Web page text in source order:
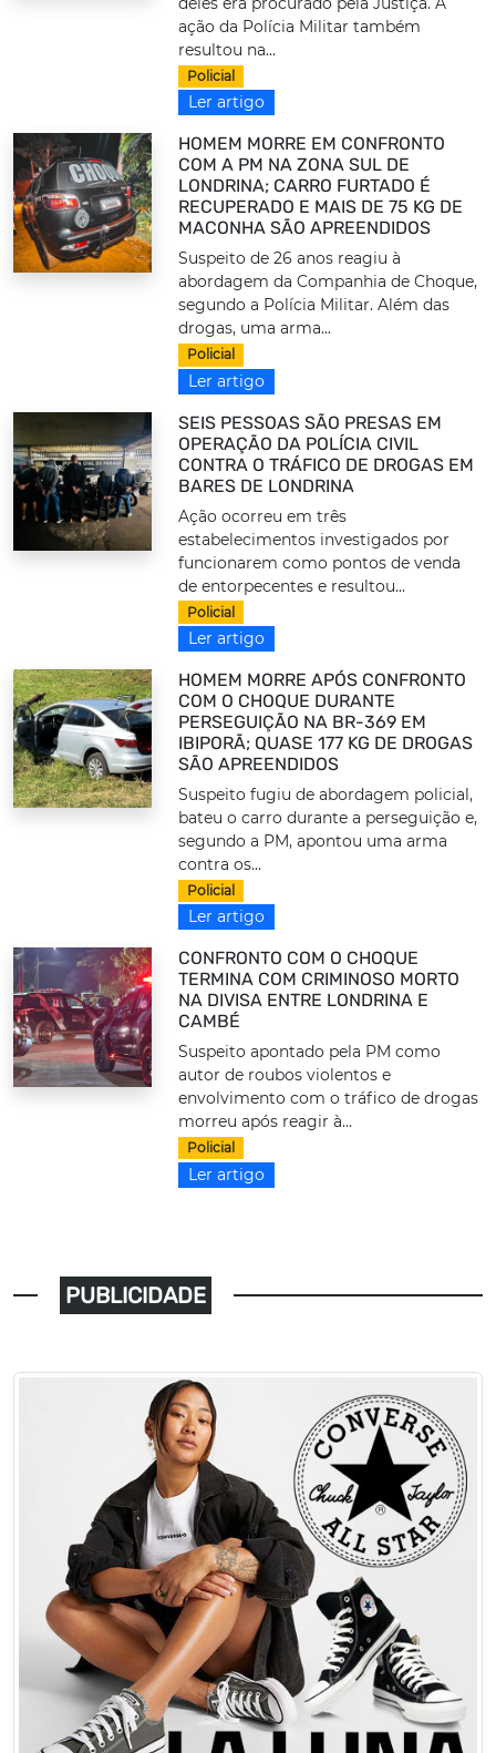
ação da Polícia Militar também
resultou na...
Policial
Ler artigo
HOMEM MORRE EM CONFRONTO
COM A PM NA ZONA SUL DE
LONDRINA; CARRO FURTADO É
RECUPERADO E MAIS DE 75 KG DE
MACONHA SÃO APREENDIDOS
Suspeito de 26 anos reagiu à
abordagem da Companhia de Choque,
segundo a Polícia Militar. Além das
drogas, uma arma...
Policial
Ler artigo
SEIS PESSOAS SÃO PRESAS EM
OPERAÇÃO DA POLÍCIA CIVIL
CONTRA O TRÁFICO DE DROGAS EM
BARES DE LONDRINA
Ação ocorreu em três
estabelecimentos investigados por
funcionarem como pontos de venda
de entorpecentes e resultou...
Policial
Ler artigo
HOMEM MORRE APÓS CONFRONTO
COM O CHOQUE DURANTE
PERSEGUIÇÃO NA BR-369 EM
IBIPORÃ; QUASE 177 KG DE DROGAS
SÃO APREENDIDOS
Suspeito fugiu de abordagem policial,
bateu o carro durante a perseguição e,
segundo a PM, apontou uma arma
contra os...
Policial
Ler artigo
CONFRONTO COM O CHOQUE
TERMINA COM CRIMINOSO MORTO
NA DIVISA ENTRE LONDRINA E
CAMBÉ
Suspeito apontado pela PM como
autor de roubos violentos e
envolvimento com o tráfico de drogas
morreu após reagir à...
Policial
Ler artigo
PUBLICIDADE